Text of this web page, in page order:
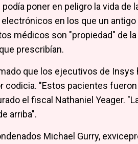
poner en peligro la vida de
en los que un
médicos son "propiedad" de
prescribían.
que los ejecutivos de Insys
codicia. "Estos pacientes
el fiscal Nathaniel Yeager.
arriba".
Michael Gurry,